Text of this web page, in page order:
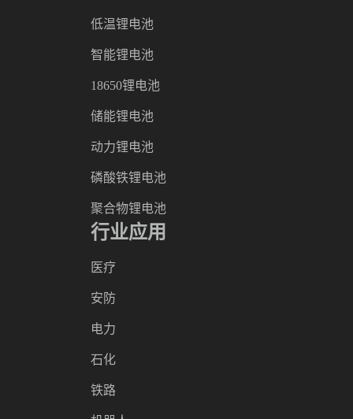
低温锂电池
智能锂电池
18650锂电池
储能锂电池
动力锂电池
磷酸铁锂电池
聚合物锂电池
行业应用
医疗
安防
电力
石化
铁路